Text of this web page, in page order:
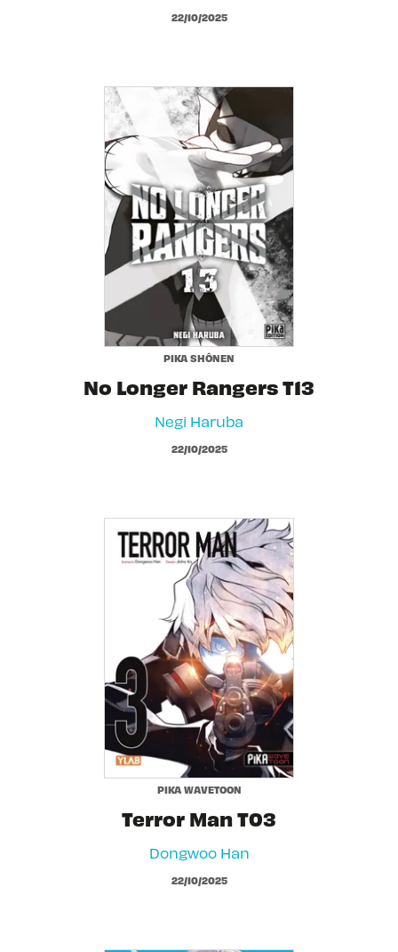
22/10/2025
PIKA SHÔNEN
No Longer Rangers T13
Negi Haruba
22/10/2025
PIKA WAVETOON
Terror Man T03
Dongwoo Han
22/10/2025